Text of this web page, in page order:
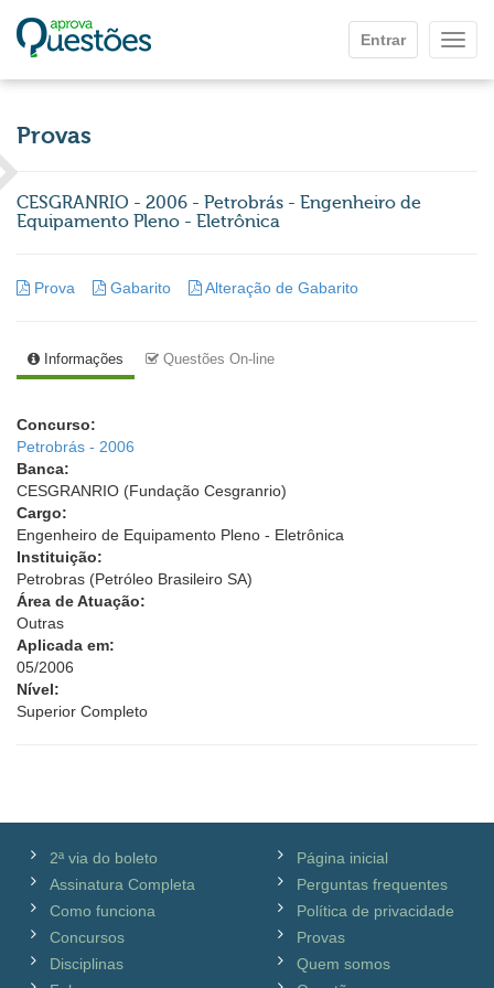
Entrar
Provas
CESGRANRIO - 2006 - Petrobrás - Engenheiro de
Equipamento Pleno - Eletrônica
Prova Gabarito Alteração de Gabarito
Informações Questões On-line
Concurso:
Petrobrás - 2006
Banca:
CESGRANRIO (Fundação Cesgranrio)
Cargo:
Engenheiro de Equipamento Pleno - Eletrônica
Instituição:
Petrobras (Petróleo Brasileiro SA)
Área de Atuação:
Outras
Aplicada em:
05/2006
Nível:
Superior Completo
2ª via do boleto
Assinatura Completa
Como funciona
Concursos
Disciplinas
Página inicial
Perguntas frequentes
Política de privacidade
Provas
Quem somos